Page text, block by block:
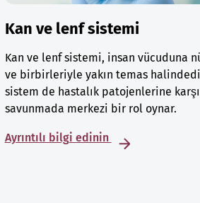
Kan ve lenf sistemi
Kan ve lenf sistemi, insan vücuduna
ve birbirleriyle yakın temas
sistem de hastalık patojenlerine karşı
savunmada merkezi bir rol oynar.
Ayrıntılı bilgi edinin